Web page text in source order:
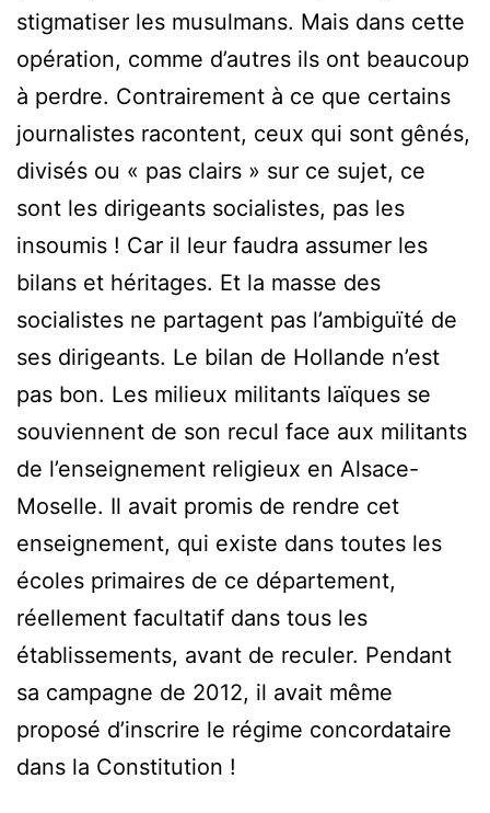
stigmatiser les musulmans. Mais dans cette
opération, comme d’autres ils ont beaucoup
à perdre. Contrairement à ce que certains
journalistes racontent, ceux qui sont gênés,
divisés ou « pas clairs » sur ce sujet, ce
sont les dirigeants socialistes, pas les
insoumis ! Car il leur faudra assumer les
bilans et héritages. Et la masse des
socialistes ne partagent pas l’ambiguïté de
ses dirigeants. Le bilan de Hollande n’est
pas bon. Les milieux militants laïques se
souviennent de son recul face aux militants
de l’enseignement religieux en Alsace-
Moselle. Il avait promis de rendre cet
enseignement, qui existe dans toutes les
écoles primaires de ce département,
réellement facultatif dans tous les
établissements, avant de reculer. Pendant
sa campagne de 2012, il avait même
proposé d’inscrire le régime concordataire
dans la Constitution !